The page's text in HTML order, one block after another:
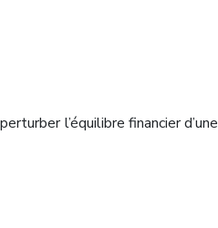
l’équilibre financier d’une